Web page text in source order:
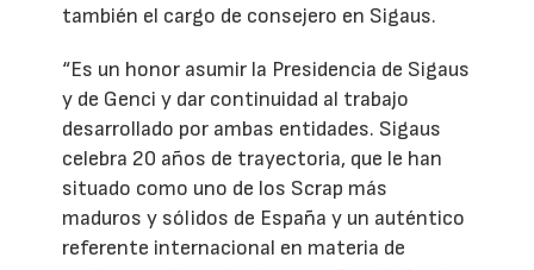
también el cargo de consejero en Sigaus.
“Es un honor asumir la Presidencia de Sigaus
y de Genci y dar continuidad al trabajo
desarrollado por ambas entidades. Sigaus
celebra 20 años de trayectoria, que le han
situado como uno de los Scrap más
maduros y sólidos de España y un auténtico
referente internacional en materia de